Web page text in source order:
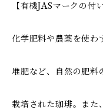
【有機JASマークの付
化学肥料や農薬を使わ
堆肥など、自然の肥料
栽培された珈琲。また、